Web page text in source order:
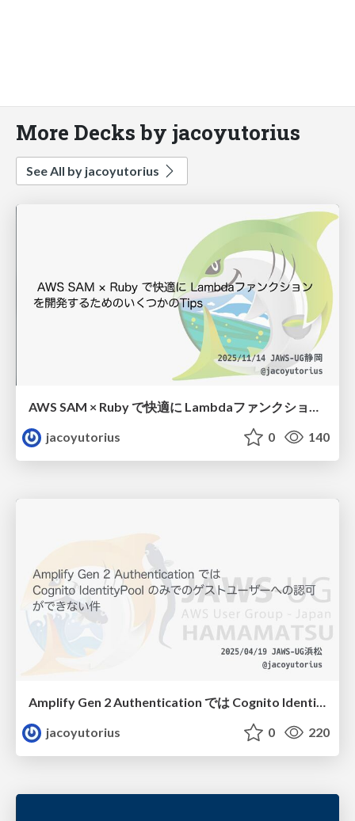
More Decks by jacoyutorius
See All by jacoyutorius
AWS SAM × Ruby で快適に Lambdaファンクションを開発するためのいくつかのTips
jacoyutorius
0 140
jacoyutorius
0 220